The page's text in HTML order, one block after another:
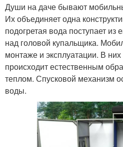
Души на даче бывают
Их объединяет одна
подогретая вода поступает из
над головой купальщика.
монтаже и эксплуатации. В
происходит естественным
теплом. Спусковой механизм
воды.